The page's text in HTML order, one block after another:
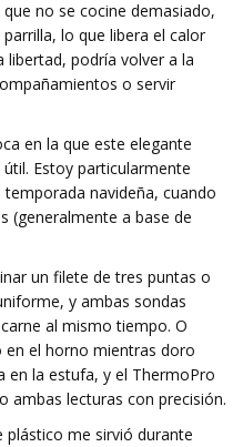
no se cocine demasiado,
lo que libera el calor
libertad, podría volver a la
o servir
en la que este elegante
Estoy particularmente
navideña, cuando
(generalmente a base de
un filete de tres puntas o
y ambas sondas
al mismo tiempo. O
el horno mientras doro
en la estufa, y el ThermoPro
ambas lecturas con precisión.
me sirvió durante